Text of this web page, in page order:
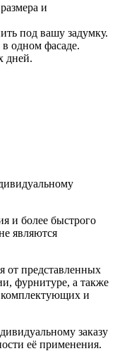
и
под вашу задумку.
одном фасаде.
дней.
и более быстрого
являются
от представленных
фурнитуре, а также
комплектующих и
заказу
её применения.